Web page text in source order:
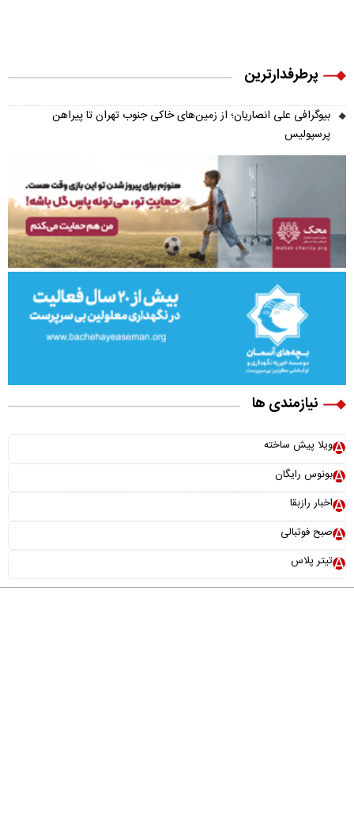
پرطرفدارترین
بیوگرافی علی انصاریان؛ از زمین‌های خاکی جنوب تهران تا پیراهن
پرسپولیس
نیازمندی ها
ویلا پیش ساخته
بونوس رایگان
اخبار رازبقا
صبح فوتبالی
تیتر پلاس